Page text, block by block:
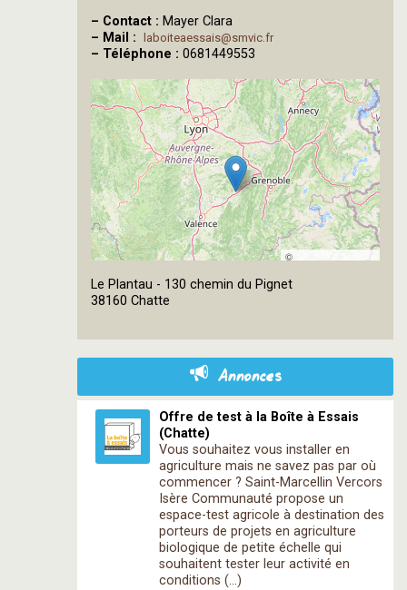
– Contact : Mayer Clara
– Mail : laboiteaessais@smvic.fr
– Téléphone : 0681449553
©
OpenStreetMap
Le Plantau - 130 chemin du Pignet
38160 Chatte
Annonces
Offre de test à la Boîte à Essais
(Chatte)
Vous souhaitez vous installer en
agriculture mais ne savez pas par où
commencer ? Saint-Marcellin Vercors
Isère Communauté propose un
espace-test agricole à destination des
porteurs de projets en agriculture
biologique de petite échelle qui
souhaitent tester leur activité en
conditions (…)